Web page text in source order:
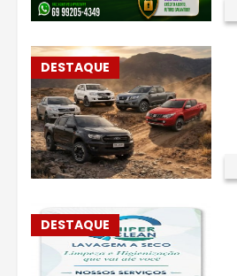
DESTAQUE
DESTAQUE